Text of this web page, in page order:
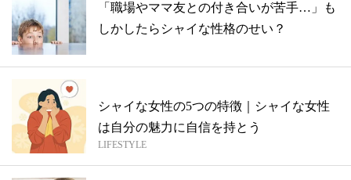
「職場やママ友との付き合いが苦手…」も
しかしたらシャイな性格のせい？
シャイな女性の5つの特徴｜シャイな女性
は自分の魅力に自信を持とう
LIFESTYLE